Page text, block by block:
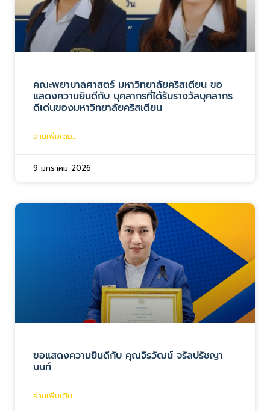
คณะพยาบาลศาสตร์ มหาวิทยาลัยคริสเตียน ขอ
แสดงความยินดีกับ บุคลากรที่ได้รับรางวัลบุคลากร
ดีเด่นของมหาวิทยาลัยคริสเตียน
อ่านเพิ่มเติม...
9 มกราคม 2026
ขอแสดงความยินดีกับ คุณจิรวัฒน์ จรัลปรัชญา
นนท์
อ่านเพิ่มเติม...